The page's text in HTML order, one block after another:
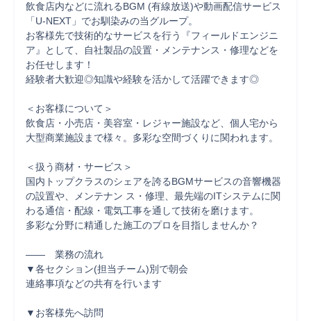
飲食店内などに流れるBGM (有線放送)や動画配信サービス
「U-NEXT」でお馴染みの当グループ。
お客様先で技術的なサービスを行う『フィールドエンジニ
ア』として、自社製品の設置・メンテナンス・修理などを
お任せします！
経験者大歓迎◎知識や経験を活かして活躍できます◎
＜お客様について＞
飲食店・小売店・美容室・レジャー施設など、個人宅から
大型商業施設まで様々。多彩な空間づくりに関われます。
＜扱う商材・サービス＞
国内トップクラスのシェアを誇るBGMサービスの音響機器
の設置や、メンテナン ス・修理、最先端のITシステムに関
わる通信・配線・電気工事を通して技術を磨けます。
多彩な分野に精通した施工のプロを目指しませんか？
――　業務の流れ
▼各セクション(担当チーム)別で朝会
連絡事項などの共有を行います
▼お客様先へ訪問